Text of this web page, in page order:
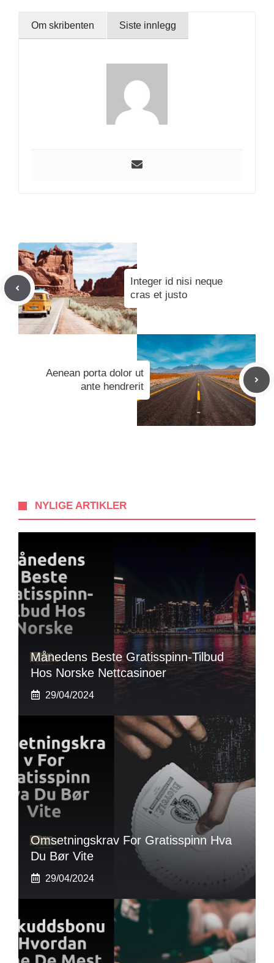
Om skribenten Siste innlegg
Integer id nisi neque
cras et justo
Aenean porta dolor ut
ante hendrerit
NYLIGE ARTIKLER
Månedens Beste Gratisspinn-Tilbud
Hos Norske Nettcasinoer
29/04/2024
Omsetningskrav For Gratisspinn Hva
Du Bør Vite
29/04/2024